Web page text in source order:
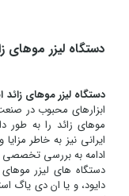
دستگاه لیزر موهای
دستگاه لیزر موهای زائد
ابزارهای محبوب در
موهای زائد را به طور
ایرانی نیز به خاطر
ادامه به بررسی تخصصی
دستگاه های لیزر موهای
دایود، و یا ان دی یاگ